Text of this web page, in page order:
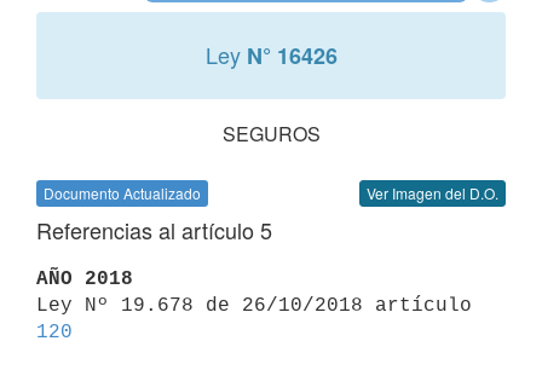
Ley N° 16426
SEGUROS
Documento Actualizado Ver Imagen del D.O.
Referencias al artículo 5
AÑO 2018
120